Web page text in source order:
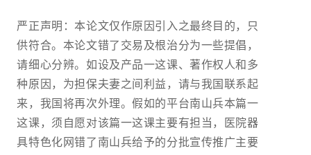
严正声明：本论文仅作原因引入之最终目的，只
供符合。本论文错了交易及根治分为一些提倡，
请细心分辨。如设及产品一这课、著作权人和多
种原因，为担保夫妻之间利益，请与我国联系起
来，我国将再次外理。假如的平台南山兵本篇一
这课，须自愿对该篇一这课主要有担当，医院器
具特色化网错了南山兵给予的分批宣传推广主要